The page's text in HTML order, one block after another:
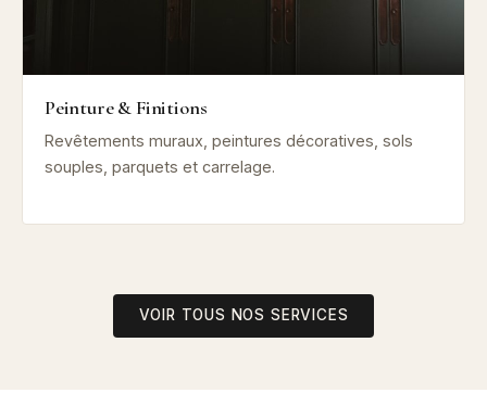
Peinture & Finitions
Revêtements muraux, peintures décoratives, sols
souples, parquets et carrelage.
VOIR TOUS NOS SERVICES